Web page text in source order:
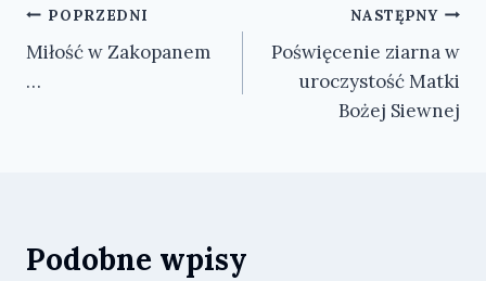
Nawigacja
wpisu
POPRZEDNI
Miłość w Zakopanem
…
NASTĘPNY
Poświęcenie ziarna w
uroczystość Matki
Bożej Siewnej
Podobne wpisy